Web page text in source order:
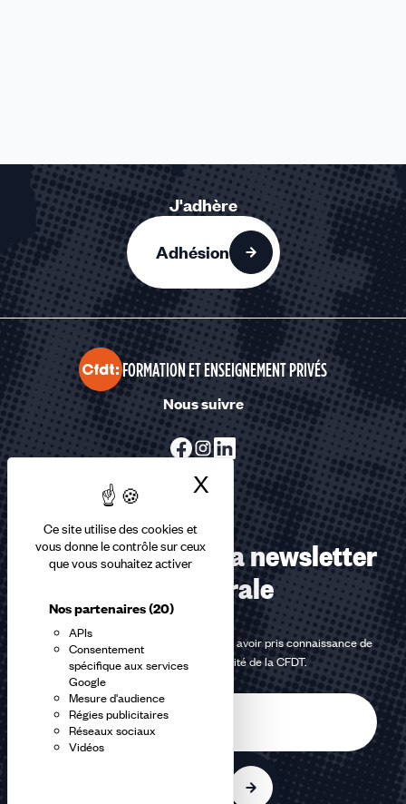
Ce site utilise des cookies et
vous donne le contrôle sur ceux
que vous souhaitez activer
Nos partenaires(20)
APIs
Consentement
spécifique aux services
Google
Mesure d'audience
Régies publicitaires
Réseaux sociaux
Vidéos
X Masquer le
J'adhère
Adhésion
FORMATION ET ENSEIGNEMENT PRIVÉS
Nous suivre
Abonnez-vous à la newsletter
confédérale
En m'inscrivant à la newsletter, j'affirme avoir pris connaissance de
lapolitique de confidentialité de la CFDT.